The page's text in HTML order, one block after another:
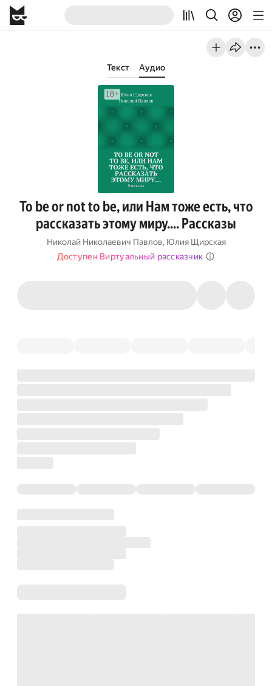
Текст Аудио
To be or not to be, или Нам тоже есть, что
рассказать этому миру…. Рассказы
Николай Николаевич Павлов, Юлия Щирская
Доступен Виртуальный рассказчик